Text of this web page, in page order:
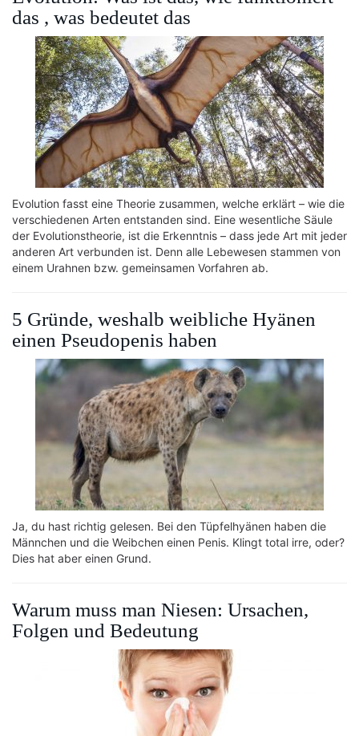
das , was bedeutet das
Evolution fasst eine Theorie zusammen, welche erklärt – wie die
verschiedenen Arten entstanden sind. Eine wesentliche Säule
der Evolutionstheorie, ist die Erkenntnis – dass jede Art mit jeder
anderen Art verbunden ist. Denn alle Lebewesen stammen von
einem Urahnen bzw. gemeinsamen Vorfahren ab.
5 Gründe, weshalb weibliche Hyänen
einen Pseudopenis haben
Ja, du hast richtig gelesen. Bei den Tüpfelhyänen haben die
Männchen und die Weibchen einen Penis. Klingt total irre, oder?
Dies hat aber einen Grund.
Warum muss man Niesen: Ursachen,
Folgen und Bedeutung